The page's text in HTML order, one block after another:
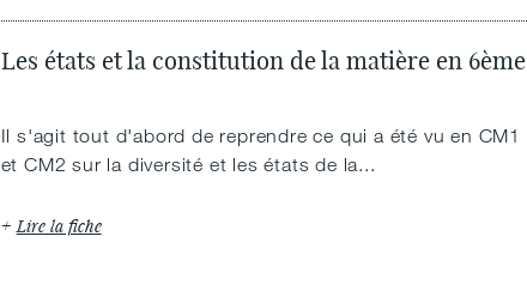
Les états et la constitution de la matière en 6ème
Il s'agit tout d'abord de reprendre ce qui a été vu en CM1
et CM2 sur la diversité et les états de la...
Lire la fiche